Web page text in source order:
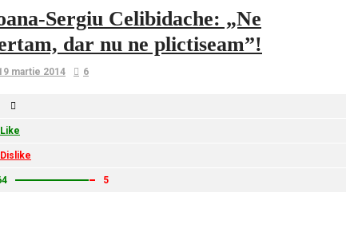
Sergiu Celibidache: „Ne
dar nu ne plictiseam”!
martie 2014 6
Like
Dislike
5